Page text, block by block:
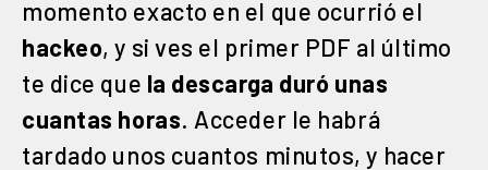
momento exacto en el que ocurrió el
hackeo, y si ves el primer PDF al último
te dice que la descarga duró unas
cuantas horas. Acceder le habrá
tardado unos cuantos minutos, y hacer